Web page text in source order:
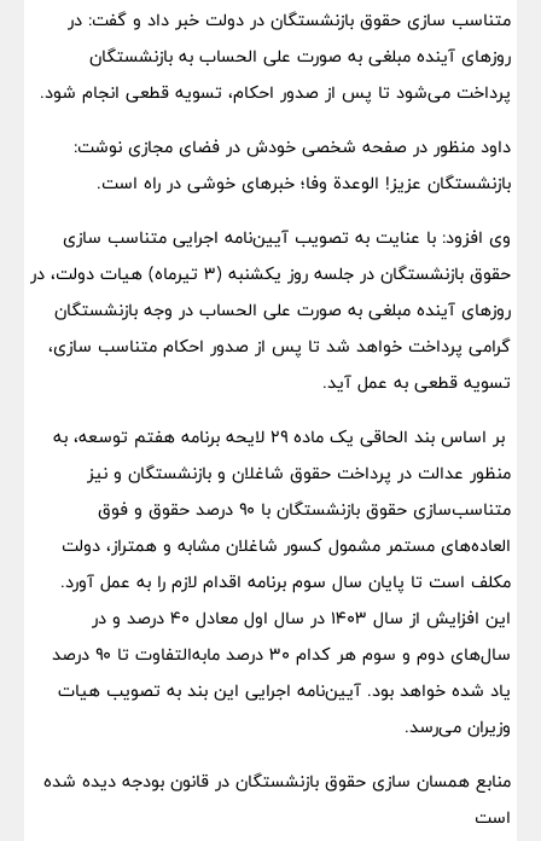
متناسب سازی حقوق بازنشستگان در دولت خبر داد و گفت: در
روزهای آینده مبلغی به صورت علی الحساب به بازنشستگان
پرداخت می‌شود تا پس از صدور احکام، تسویه قطعی انجام شود.
داود منظور در صفحه شخصی خودش در فضای مجازی نوشت:
بازنشستگان عزیز! الوعدة وفا؛ خبرهای خوشی در راه است.
وی افزود: با عنایت به تصویب آیین‌نامه اجرایی متناسب سازی
حقوق بازنشستگان در جلسه روز یکشنبه (۳ تیرماه) هیات دولت، در
روزهای آینده مبلغی به صورت علی الحساب در وجه بازنشستگان
گرامی پرداخت خواهد شد تا پس از صدور احکام متناسب سازی،
تسویه قطعی به عمل آید.
بر اساس بند الحاقی یک ماده ۲۹ لایحه برنامه هفتم توسعه، به
منظور عدالت در پرداخت حقوق شاغلان و بازنشستگان و نیز
متناسب‌سازی حقوق بازنشستگان با ۹۰ درصد حقوق و فوق
العاده‌های مستمر مشمول کسور شاغلان مشابه و همتراز، دولت
مکلف است تا پایان سال سوم برنامه اقدام لازم را به عمل آورد.
این افزایش از سال ۱۴۰۳ در سال اول معادل ۴۰ درصد و در
سال‌های دوم و سوم هر کدام ۳۰ درصد مابه‌التفاوت تا ۹۰ درصد
یاد شده خواهد بود. آیین‌نامه اجرایی این بند به تصویب هیات
وزیران می‌رسد.
منابع همسان سازی حقوق بازنشستگان در قانون بودجه دیده شده
است